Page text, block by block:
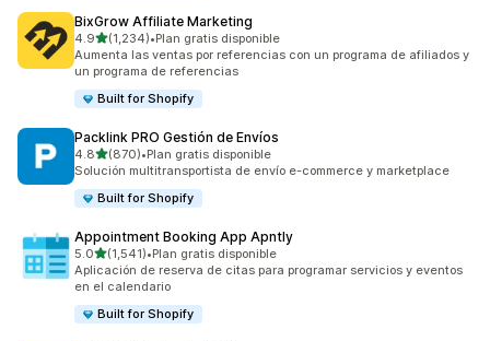
BixGrow Affiliate Marketing
4.9de 5 estrellas
(1,234)
1234 reseñas en total
•Plan gratis disponible
Aumenta las ventas por referencias con un programa de afiliados y
un programa de referencias
Built for Shopify
Packlink PRO Gestión de Envíos
4.8de 5 estrellas
(870)
870 reseñas en total
•Plan gratis disponible
Solución multitransportista de envío e-commerce y marketplace
Built for Shopify
Appointment Booking App Apntly
5.0de 5 estrellas
(1,541)
1541 reseñas en total
•Plan gratis disponible
Aplicación de reserva de citas para programar servicios y eventos
en el calendario
Built for Shopify